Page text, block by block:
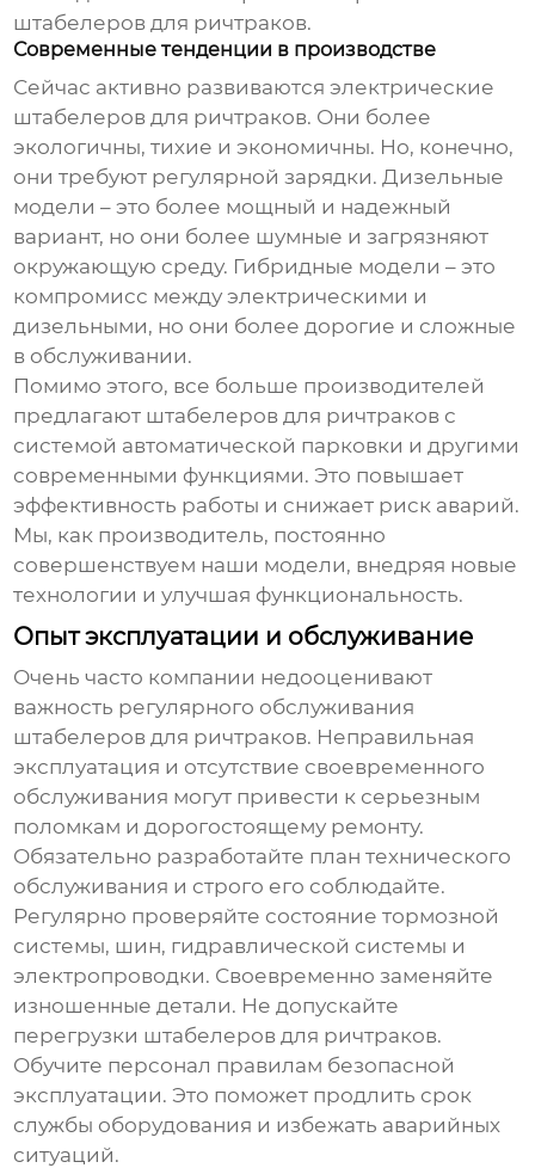
штабелеров для ричтраков.
Современные тенденции в производстве
Сейчас активно развиваются электрические
штабелеров для ричтраков. Они более
экологичны, тихие и экономичны. Но, конечно,
они требуют регулярной зарядки. Дизельные
модели – это более мощный и надежный
вариант, но они более шумные и загрязняют
окружающую среду. Гибридные модели – это
компромисс между электрическими и
дизельными, но они более дорогие и сложные
в обслуживании.
Помимо этого, все больше производителей
предлагают штабелеров для ричтраков с
системой автоматической парковки и другими
современными функциями. Это повышает
эффективность работы и снижает риск аварий.
Мы, как производитель, постоянно
совершенствуем наши модели, внедряя новые
технологии и улучшая функциональность.
Опыт эксплуатации и обслуживание
Очень часто компании недооценивают
важность регулярного обслуживания
штабелеров для ричтраков. Неправильная
эксплуатация и отсутствие своевременного
обслуживания могут привести к серьезным
поломкам и дорогостоящему ремонту.
Обязательно разработайте план технического
обслуживания и строго его соблюдайте.
Регулярно проверяйте состояние тормозной
системы, шин, гидравлической системы и
электропроводки. Своевременно заменяйте
изношенные детали. Не допускайте
перегрузки штабелеров для ричтраков.
Обучите персонал правилам безопасной
эксплуатации. Это поможет продлить срок
службы оборудования и избежать аварийных
ситуаций.